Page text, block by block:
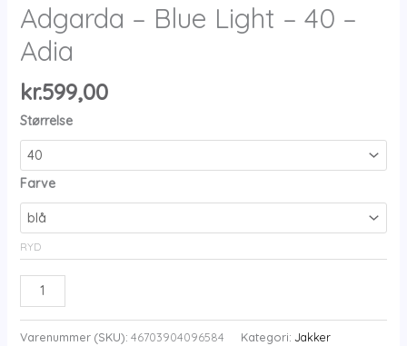
Adgarda – Blue Light – 40 –
Adia
kr.599,00
Størrelse
Farve
RYD
Adgarda
-
Blue
Varenummer (SKU): 46703904096584 Kategori: Jakker